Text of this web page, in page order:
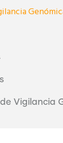
Vigilancia